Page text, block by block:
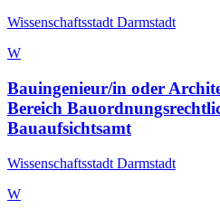
Wissenschaftsstadt Darmstadt
W
Bauingenieur/in oder
Bereich
Bauaufsichtsamt
Wissenschaftsstadt Darmstadt
W